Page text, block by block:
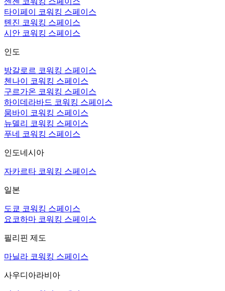
타이페이 코워킹 스페이스
톈진 코워킹 스페이스
시안 코워킹 스페이스
인도
방갈로르 코워킹 스페이스
첸나이 코워킹 스페이스
구르가온 코워킹 스페이스
하이데라바드 코워킹 스페이스
뭄바이 코워킹 스페이스
뉴델리 코워킹 스페이스
푸네 코워킹 스페이스
인도네시아
자카르타 코워킹 스페이스
일본
도쿄 코워킹 스페이스
요코하마 코워킹 스페이스
필리핀 제도
마닐라 코워킹 스페이스
사우디아라비아